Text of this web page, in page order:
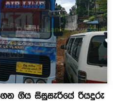
ගිය සිසුසැරියේ රියදුරු